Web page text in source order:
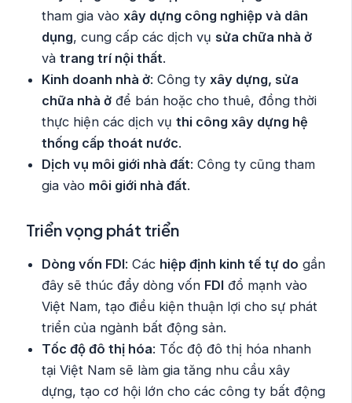
tham gia vàoxây dựng công nghiệp và dân
dụng, cung cấp các dịch vụ sửa chữa nhà ở
vàtrang trí nội thất.
Kinh doanh nhà ở: Công tyxây dựng, sửa
chữa nhà ở để bán hoặc cho thuê, đồng thời
thực hiện các dịch vụthi công xây dựng hệ
thống cấp thoát nước.
Dịch vụ môi giới nhà đất: Công ty cũng tham
gia vào môi giới nhà đất.
Triển vọng phát triển
Dòng vốn FDI: Các hiệp định kinh tế tự do gần
đây sẽ thúc đẩy dòng vốn FDI đổ mạnh vào
Việt Nam, tạo điều kiện thuận lợi cho sự phát
triển của ngành bất động sản.
Tốc độ đô thị hóa: Tốc độ đô thị hóa nhanh
tại Việt Nam sẽ làm gia tăng nhu cầu xây
dựng, tạo cơ hội lớn cho các công ty bất động